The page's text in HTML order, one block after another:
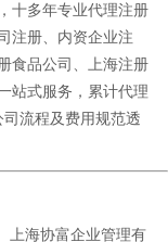
十多年专业代理注册
注册、内资企业注
食品公司、上海注册
站式服务，累计代理
流程及费用规范透
海协富企业管理有